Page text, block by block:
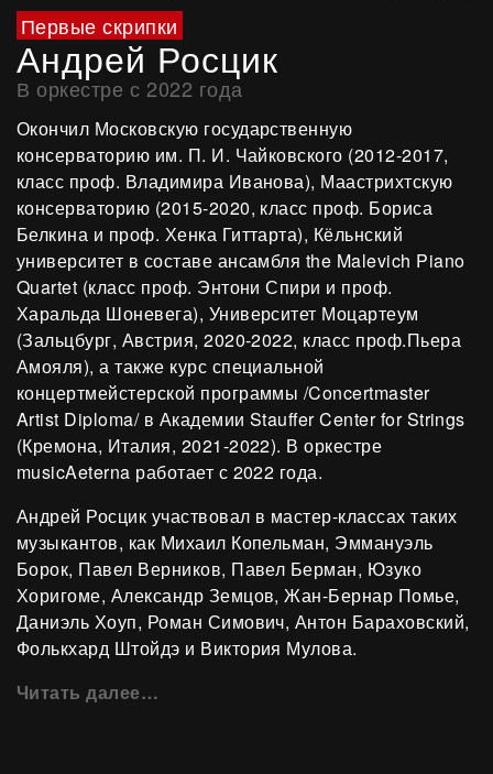
Первые скрипки
Андрей Росцик
В оркестре с 2022 года
Окончил Московскую государственную
консерваторию им. П. И. Чайковского (2012-2017,
класс проф. Владимира Иванова), Маастрихтскую
консерваторию (2015-2020, класс проф. Бориса
Белкина и проф. Хенка Гиттарта), Кёльнский
университет в составе ансамбля the Malevich Piano
Quartet (класс проф. Энтони Спири и проф.
Харальда Шоневега), Университет Моцартеум
(Зальцбург, Австрия, 2020-2022, класс проф.Пьера
Амояля), а также курс специальной
концертмейстерской программы /Concertmaster
Artist Diploma/ в Академии Stauffer Center for Strings
(Кремона, Италия, 2021-2022). В оркестре
musicAeterna работает с 2022 года.
Андрей Росцик участвовал в мастер-классах таких
музыкантов, как Михаил Копельман, Эммануэль
Борок, Павел Верников, Павел Берман, Юзуко
Хоригоме, Александр Земцов, Жан-Бернар Помье,
Даниэль Хоуп, Роман Симович, Антон Бараховский,
Фолькхард Штойдэ и Виктория Мулова.
Читать далее…